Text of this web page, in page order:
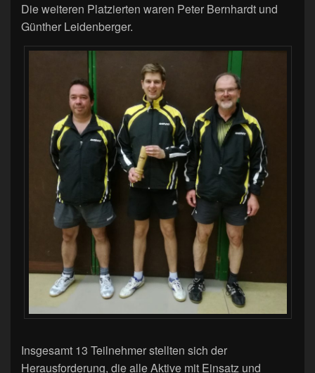
Die weiteren Platzierten waren Peter Bernhardt und
Günther Leidenberger.
Insgesamt 13 Teilnehmer stellten sich der
Herausforderung, die alle Aktive mit Einsatz und